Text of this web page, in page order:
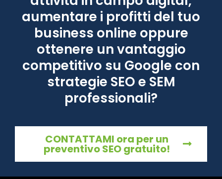
aumentare i profitti del tuo
business online oppure
ottenere un vantaggio
competitivo su Google con
strategie SEO e SEM
professionali?
CONTATTAMI ora per un
preventivo SEO gratuito!